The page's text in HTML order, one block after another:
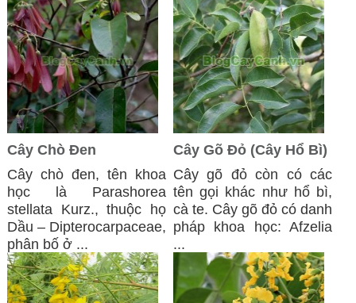
Cây Chò Đen
Cây chò đen, tên khoa
học là Parashorea
stellata Kurz., thuộc họ
Dầu – Dipterocarpaceae,
phân bố ở ...
Cây Gõ Đỏ (Cây Hổ Bì)
Cây gõ đỏ còn có các
tên gọi khác như hổ bì,
cà te. Cây gõ đỏ có danh
pháp khoa học: Afzelia
...